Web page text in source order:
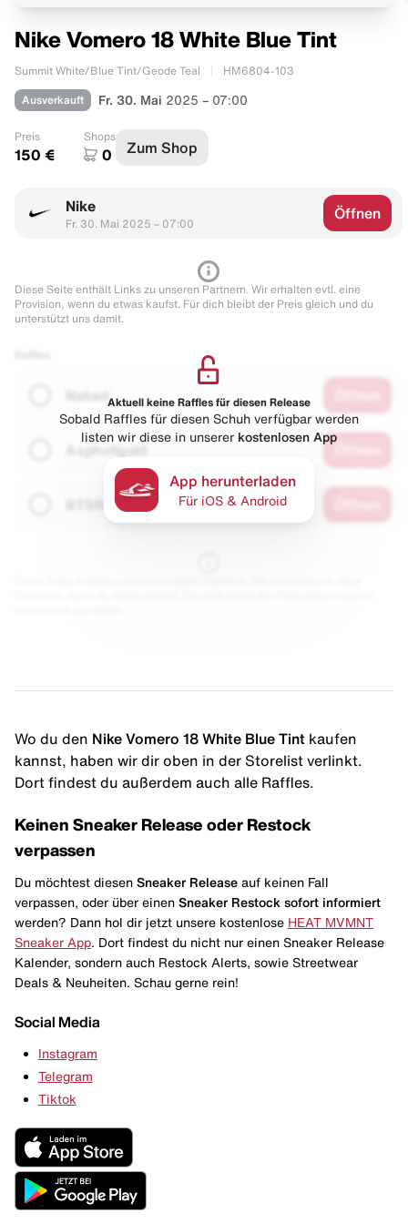
Nike Vomero 18 White Blue Tint
Summit White/Blue Tint/Geode Teal HM6804-103
Ausverkauft Fr. 30. Mai 2025 – 07:00
Preis
150 €
Shops
0 Zum Shop
Nike
Fr. 30. Mai 2025 – 07:00
Öffnen
Diese Seite enthält Links zu unseren Partnern. Wir erhalten evtl. eine
Provision, wenn du etwas kaufst. Für dich bleibt der Preis gleich und du
unterstützt uns damit.
Naked
Asphaltgold
Aktuell keine Raffles für diesen Release
Sobald Raffles für diesen Schuh verfügbar werden
listen wir diese in unserer kostenlosen App
App herunterladen
Für iOS & Android
Wo du den Nike Vomero 18 White Blue Tint kaufen
kannst, haben wir dir oben in der Storelist verlinkt.
Dort findest du außerdem auch alle Raffles.
Keinen Sneaker Release oder Restock
verpassen
Du möchtest diesen Sneaker Release auf keinen Fall
verpassen, oder über einen Sneaker Restock sofort informiert
werden? Dann hol dir jetzt unsere kostenlose HEAT MVMNT
Sneaker App . Dort findest du nicht nur einen Sneaker Release
Kalender, sondern auch Restock Alerts, sowie Streetwear
Deals & Neuheiten. Schau gerne rein!
Social Media
Instagram
Telegram
Tiktok